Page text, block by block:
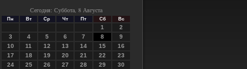
Сегодня: Суббота, 8 Августа
Пн Вт Ср Чт Пт Сб Вс
1
2
3
4 5 6 7 8
9
10
11 12 13 14 15
16
17
18 19 20 21 22
23
24
25 26 27 28 29
30